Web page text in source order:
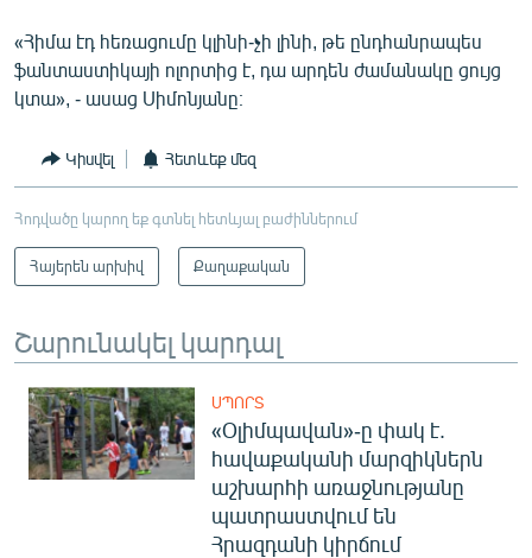
«Հիմա էդ հեռացումը կլինի-չի լինի, թե ընդհանրապես
ֆանտաստիկայի ոլորտից է, դա արդեն ժամանակը ցույց
կտա», - ասաց Սիմոնյանը։
Կիսվել Հետևեք մեզ
Հոդվածը կարող եք գտնել հետևյալ բաժիններում
Հայերեն արխիվ Քաղաքական
Շարունակել կարդալ
ՍՊՈՐՏ
«Օլիմպավան»-ը փակ է.
հավաքականի մարզիկներն
աշխարհի առաջնությանը
պատրաստվում են
Հրազդանի կիրճում